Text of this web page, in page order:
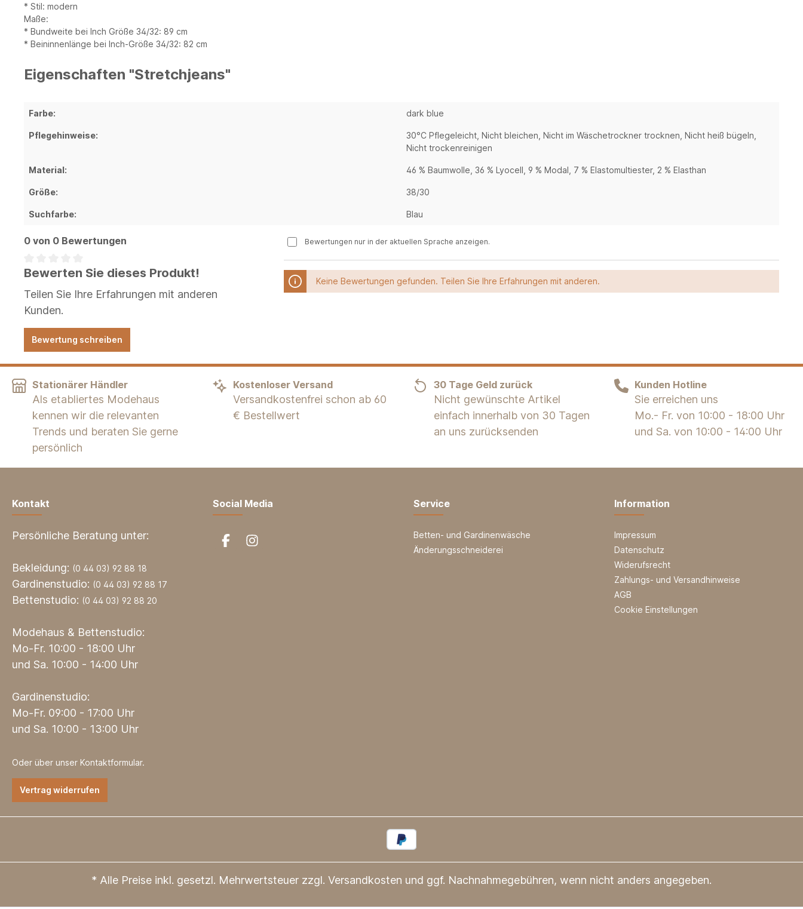
* Stil: modern
Maße:
* Bundweite bei Inch Größe 34/32: 89 cm
* Beininnenlänge bei Inch-Größe 34/32: 82 cm
Eigenschaften "Stretchjeans"
Farbe: dark blue
Pflegehinweise:
30°C Pflegeleicht, Nicht bleichen, Nicht im Wäschetrockner trocknen, Nicht heiß bügeln,
Nicht trockenreinigen
Material: 46 % Baumwolle, 36 % Lyocell, 9 % Modal, 7 % Elastomultiester, 2 % Elasthan
Größe: 38/30
Suchfarbe: Blau
0 von 0 Bewertungen
Bewerten Sie dieses Produkt!
Teilen Sie Ihre Erfahrungen mit anderen
Kunden.
Bewertung schreiben
Bewertungen nur in der aktuellen Sprache anzeigen.
Keine Bewertungen gefunden. Teilen Sie Ihre Erfahrungen mit anderen.
Stationärer Händler
Als etabliertes Modehaus
kennen wir die relevanten
Trends und beraten Sie gerne
persönlich
Kostenloser Versand
Versandkostenfrei schon ab 60
€ Bestellwert
30 Tage Geld zurück
Nicht gewünschte Artikel
einfach innerhalb von 30 Tagen
an uns zurücksenden
Kunden Hotline
Sie erreichen uns
Mo.- Fr. von 10:00 - 18:00 Uhr
und Sa. von 10:00 - 14:00 Uhr
Kontakt
Persönliche Beratung unter:
Bekleidung: (0 44 03) 92 88 18
Gardinenstudio: (0 44 03) 92 88 17
Bettenstudio: (0 44 03) 92 88 20
Modehaus & Bettenstudio:
Mo-Fr. 10:00 - 18:00 Uhr
und Sa. 10:00 - 14:00 Uhr
Gardinenstudio:
Mo-Fr. 09:00 - 17:00 Uhr
und Sa. 10:00 - 13:00 Uhr
Oder über unser Kontaktformular.
Vertrag widerrufen
Social Media Service
Betten- und Gardinenwäsche
Änderungsschneiderei
Information
Impressum
Datenschutz
Widerufsrecht
Zahlungs- und Versandhinweise
AGB
Cookie Einstellungen
* Alle Preise inkl. gesetzl. Mehrwertsteuer zzgl. Versandkosten und ggf. Nachnahmegebühren, wenn nicht anders angegeben.